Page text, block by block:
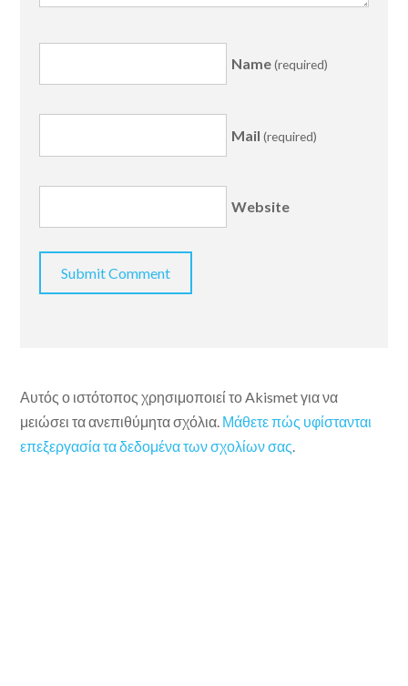
Name(required)
Mail (required)
Website
Αυτός ο ιστότοπος χρησιμοποιεί το Akismet για να
μειώσει τα ανεπιθύμητα σχόλια. Μάθετε πώς υφίστανται
επεξεργασία τα δεδομένα των σχολίων σας.